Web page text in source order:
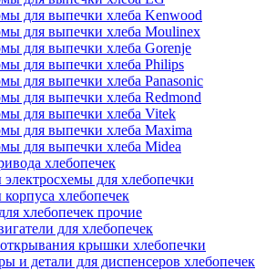
для выпечки хлеба Kenwood
для выпечки хлеба Moulinex
для выпечки хлеба Gorenje
для выпечки хлеба Philips
для выпечки хлеба Panasonic
для выпечки хлеба Redmond
для выпечки хлеба Vitek
для выпечки хлеба Maxima
для выпечки хлеба Midea
хлебопечек
для хлебопечки
хлебопечек
хлебопечек прочие
для хлебопечек
крышки хлебопечки
и детали для диспенсеров хлебопечек